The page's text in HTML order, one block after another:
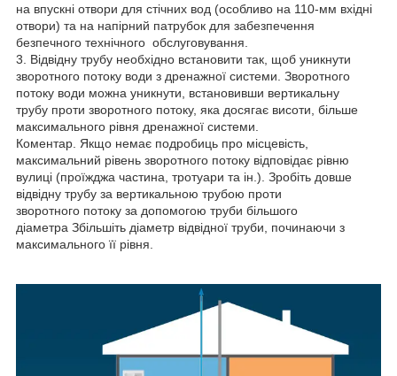
на впускні отвори для стічних вод (особливо на 110-мм вхідні
отвори) та на напірний патрубок для забезпечення
безпечного технічного обслуговування.
3. Відвідну трубу необхідно встановити так, щоб уникнути
зворотного потоку води з дренажної системи. Зворотного
потоку води можна уникнути, встановивши вертикальну
трубу проти зворотного потоку, яка досягає висоти, більше
максимального рівня дренажної системи.
Коментар. Якщо немає подробиць про місцевість,
максимальний рівень зворотного потоку відповідає рівню
вулиці (проїжджа частина, тротуари та ін.). Зробіть довше
відвідну трубу за вертикальною трубою проти
зворотного потоку за допомогою труби більшого
діаметра Збільшіть діаметр відвідної труби, починаючи з
максимального її рівня.